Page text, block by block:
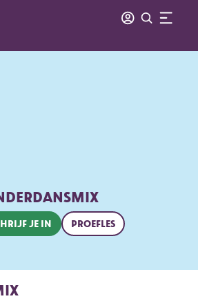
JE IN PROEFLES